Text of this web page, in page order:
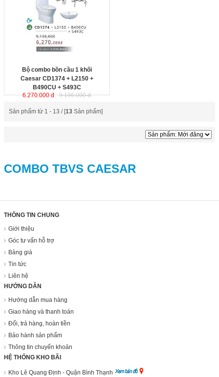
Bộ combo bồn cầu 1 khối
Caesar CD1374 + L2150 +
B490CU + S493C
6.270.000 đ
9.196.000 đ
Sản phẩm từ 1 - 13 / [13 Sản phẩm]
COMBO TBVS CAESAR
THÔNG TIN CHUNG
Giới thiệu
Góc tư vấn hỗ trợ
Bảng giá
Tin tức
Liên hệ
HƯỚNG DẪN
Hướng dẫn mua hàng
Giao hàng và thanh toán
Đổi, trả hàng, hoàn tiền
Bảo hành sản phẩm
Thông tin chuyển khoản
HỆ THỐNG KHO BÃI
Kho Lê Quang Định - Quận Bình Thạnh